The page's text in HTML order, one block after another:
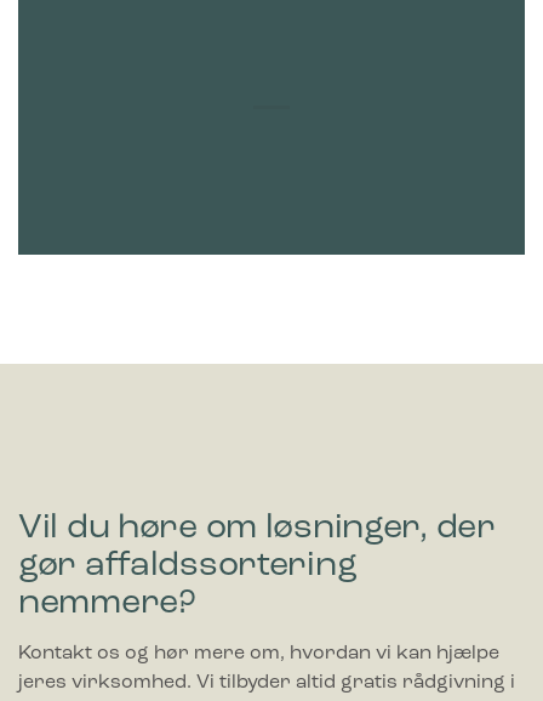
Vil du høre om løsninger, der
gør affaldssortering
nemmere?
Kontakt os og hør mere om, hvordan vi kan hjælpe
jeres virksomhed. Vi tilbyder altid gratis rådgivning i